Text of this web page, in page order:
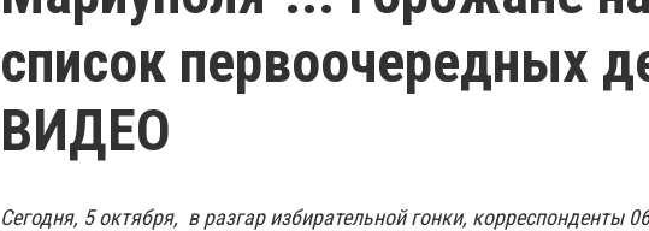
список первоочередных
ВИДЕО
Сегодня, 5 октября, в разгар избирательной гонки, корреспонденты